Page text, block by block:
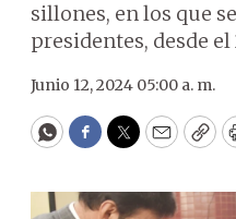
sillones, en los que
presidentes, desde el
Junio 12, 2024 05:00 a. m.
WhatsApp
Facebook
Twitter
Email